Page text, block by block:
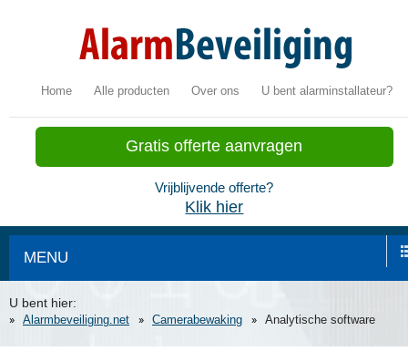
Home Alle producten Over ons U bent alarminstallateur?
Gratis offerte aanvragen
Vrijblijvende offerte?
Klik hier
MENU
U bent hier:
Alarmbeveiliging.net
Camerabewaking Analytische software